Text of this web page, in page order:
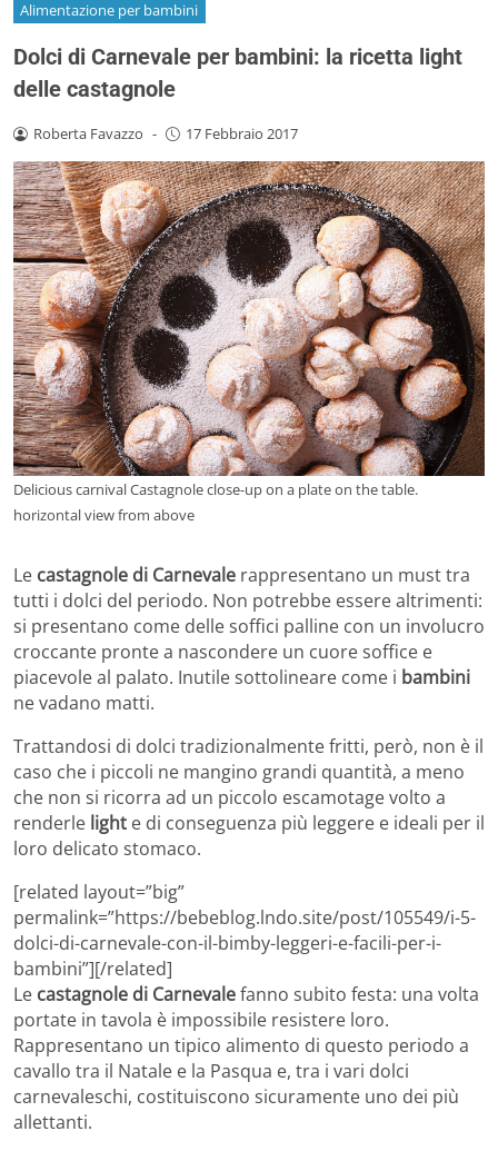
Alimentazione per bambini
Dolci di Carnevale per bambini: la ricetta light
delle castagnole
Roberta Favazzo - 17 Febbraio 2017
Delicious carnival Castagnole close-up on a plate on the table.
horizontal view from above
Le castagnole di Carnevale rappresentano un must tra
tutti i dolci del periodo. Non potrebbe essere altrimenti:
si presentano come delle soffici palline con un involucro
croccante pronte a nascondere un cuore soffice e
piacevole al palato. Inutile sottolineare come i bambini
ne vadano matti.
Trattandosi di dolci tradizionalmente fritti, però, non è il
caso che i piccoli ne mangino grandi quantità, a meno
che non si ricorra ad un piccolo escamotage volto a
renderle light e di conseguenza più leggere e ideali per il
loro delicato stomaco.
[related layout=”big”
permalink=”https://bebeblog.lndo.site/post/105549/i-5-
dolci-di-carnevale-con-il-bimby-leggeri-e-facili-per-i-
bambini”][/related]
Le castagnole di Carnevalefanno subito festa: una volta
portate in tavola è impossibile resistere loro.
Rappresentano un tipico alimento di questo periodo a
cavallo tra il Natale e la Pasqua e, tra i vari dolci
carnevaleschi, costituiscono sicuramente uno dei più
allettanti.